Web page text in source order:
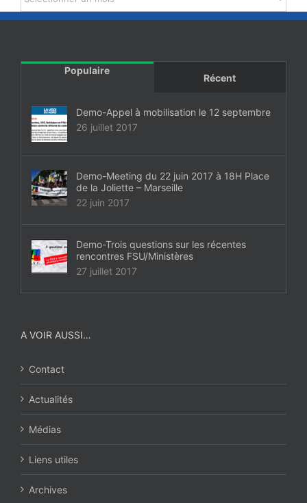
Populaire
Récent
Demo-Appel à mobilisation le 12 septembre
26 juillet 2017
Demo-Meeting du 22 juin 2017 à 18H Place
de la Joliette – Marseille
22 juin 2017
Demo-Trois questions sur les récentes
rencontres FSU/Ministères
27 juillet 2017
A VOIR AUSSI…
Contact
Actualités
Médias
Liens utiles
Archives